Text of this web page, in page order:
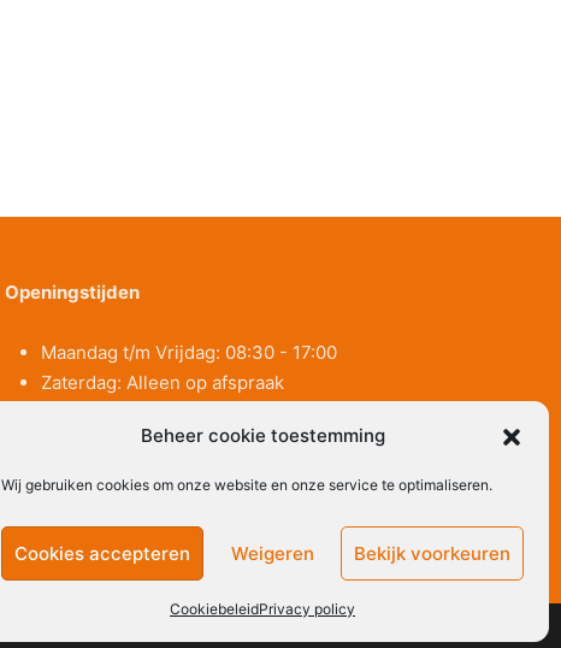
Beheer cookie toestemming
Wij gebruiken cookies om onze website en onze service te optimaliseren.
Cookies accepteren Weigeren Bekijk voorkeuren
CookiebeleidPrivacy policy
Openingstijden
Maandag t/m Vrijdag: 08:30 - 17:00
Zaterdag: Alleen op afspraak
Copyright © 2026 Holl Souvenir & Klompen